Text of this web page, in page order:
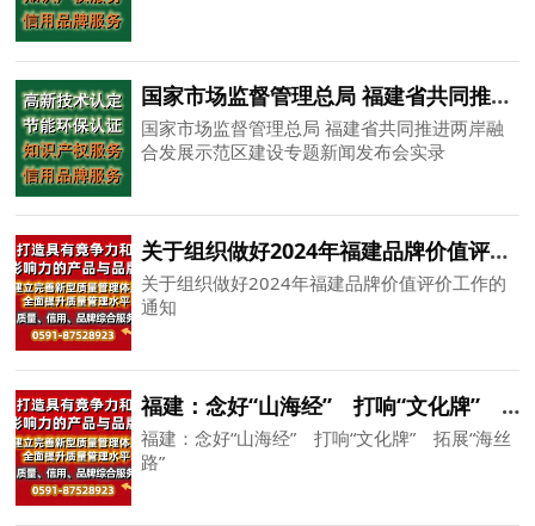
国家市场监督管理总局 福建省共同推进两岸融合发展示范区建设专题新闻发布会实录
国家市场监督管理总局 福建省共同推进两岸融
合发展示范区建设专题新闻发布会实录
关于组织做好2024年福建品牌价值评价工作的通知
关于组织做好2024年福建品牌价值评价工作的
通知
福建：念好“山海经” 打响“文化牌” 拓展“海丝路”
福建：念好“山海经” 打响“文化牌” 拓展“海丝
路”